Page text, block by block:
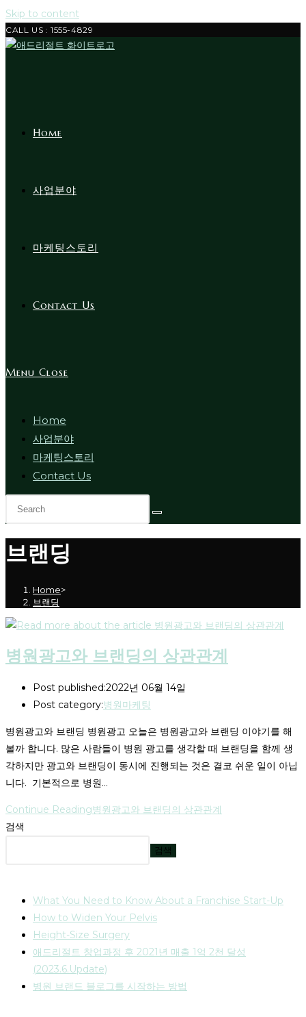
Skip to content
CALL US : 1555-4829
Home
사업분야
마케팅스토리
Contact Us
Menu Close
Home
사업분야
마케팅스토리
Contact Us
브랜딩
Home>
브랜딩
병원광고와 브랜딩의 상관관계
Post published:2022년 06월 14일
Post category:병원마케팅
병원광고와 브랜딩 병원광고 오늘은 병원광고와 브랜딩 이야기를 해
볼까 합니다. 많은 사람들이 병원 광고를 생각할 때 브랜딩을 함께 생
각하지만 광고와 브랜딩이 동시에 진행되는 것은 결코 쉬운 일이 아닙
니다. 기본적으로 병원…
Continue Reading병원광고와 브랜딩의 상관관계
검색
검색
What You Need to Know About a Franchise Start-Up
How to Widen Your Pelvis
Height-Size Surgery
애드리절트 창업과정 후 2021년 매출 1억 2천 달성
(2023.6.Update)
병원 브랜드 블로그를 시작하는 방법